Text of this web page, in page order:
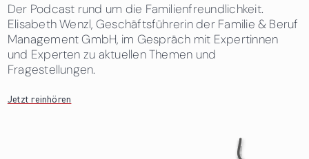
Der Podcast rund um die Familienfreundlichkeit.
Elisabeth Wenzl, Geschäftsführerin der Familie & Beruf
Management GmbH, im Gespräch mit Expertinnen
und Experten zu aktuellen Themen und
Fragestellungen.
Jetzt reinhören